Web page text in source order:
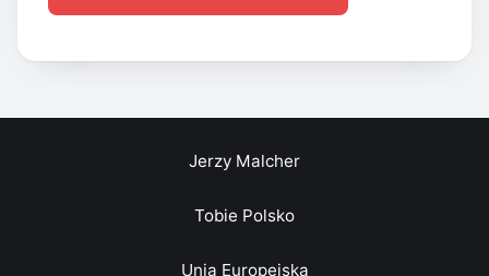
Jerzy Malcher
Tobie Polsko
Unia Europejska